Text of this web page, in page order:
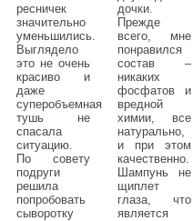
ресничек
значительно
уменьшились.
Выглядело
это не очень
красиво и
даже
суперобъемная
тушь не
спасала
ситуацию.
По совету
подруги
решила
попробовать
сыворотку
дочки.
Прежде
всего, мне
понравился
состав –
никаких
фосфатов и
вредной
химии, все
натурально,
и при этом
качественно.
Шампунь не
щиплет
глаза, что
является